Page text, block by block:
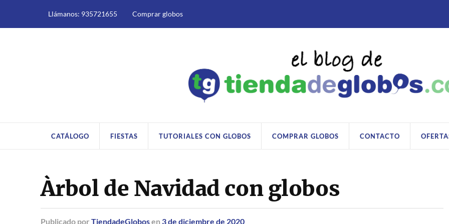
Llámanos: 935721655 Comprar globos
CATÁLOGO FIESTAS TUTORIALES CON GLOBOS COMPRAR GLOBOS CONTACTO
Àrbol de Navidad con globos
Publicado por TiendadeGlobosen 3 de diciembre de 2020